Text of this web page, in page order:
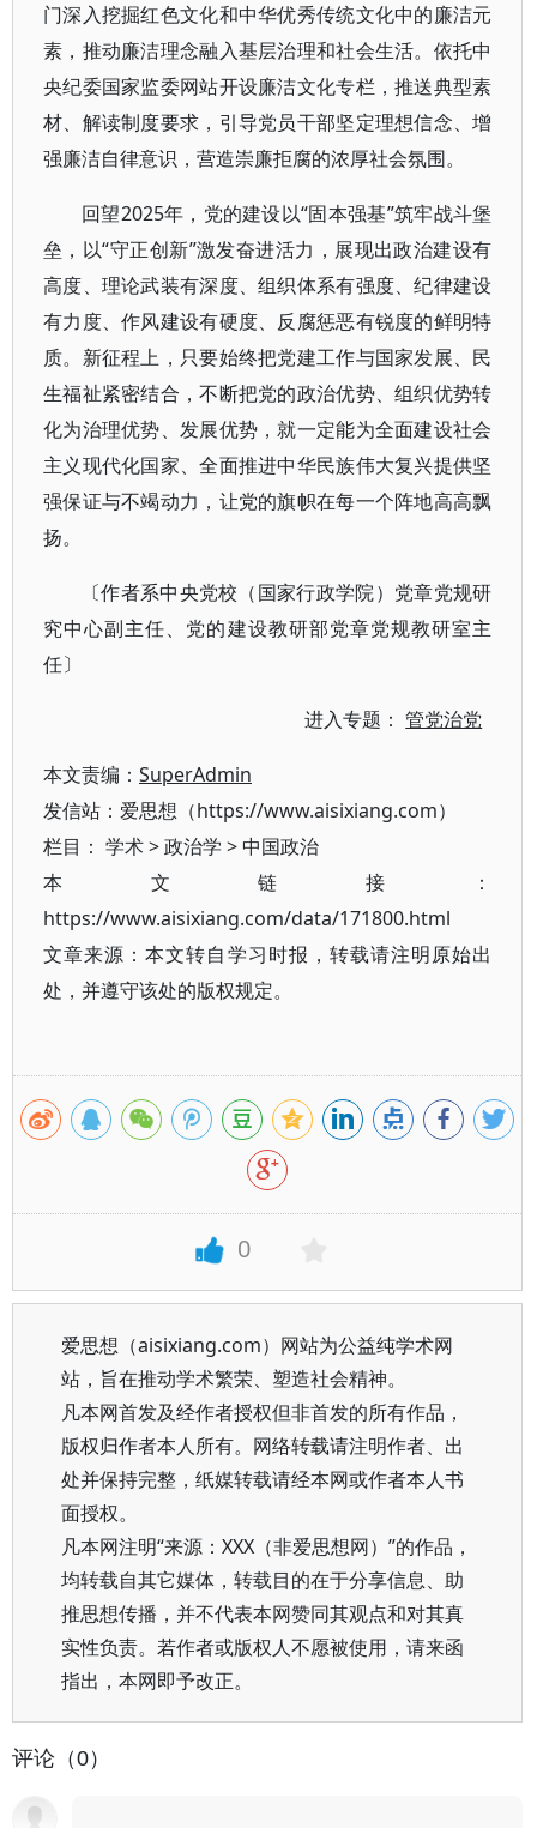
门深入挖掘红色文化和中华优秀传统文化中的廉洁元
素，推动廉洁理念融入基层治理和社会生活。依托中
央纪委国家监委网站开设廉洁文化专栏，推送典型素
材、解读制度要求，引导党员干部坚定理想信念、增
强廉洁自律意识，营造崇廉拒腐的浓厚社会氛围。
回望2025年，党的建设以“固本强基”筑牢战斗堡
垒，以“守正创新”激发奋进活力，展现出政治建设有
高度、理论武装有深度、组织体系有强度、纪律建设
有力度、作风建设有硬度、反腐惩恶有锐度的鲜明特
质。新征程上，只要始终把党建工作与国家发展、民
生福祉紧密结合，不断把党的政治优势、组织优势转
化为治理优势、发展优势，就一定能为全面建设社会
主义现代化国家、全面推进中华民族伟大复兴提供坚
强保证与不竭动力，让党的旗帜在每一个阵地高高飘
扬。
〔作者系中央党校（国家行政学院）党章党规研
究中心副主任、党的建设教研部党章党规教研室主
任〕
进入专题：管党治党
本文责编： SuperAdmin
发信站：爱思想（https://www.aisixiang.com）
栏目： 学术>政治学 >中国政治
本文链接：
https://www.aisixiang.com/data/171800.html
文章来源：本文转自学习时报，转载请注明原始出
处，并遵守该处的版权规定。
0
爱思想（aisixiang.com）网站为公益纯学术网
站，旨在推动学术繁荣、塑造社会精神。
凡本网首发及经作者授权但非首发的所有作品，
版权归作者本人所有。网络转载请注明作者、出
处并保持完整，纸媒转载请经本网或作者本人书
面授权。
凡本网注明“来源：XXX（非爱思想网）”的作品，
均转载自其它媒体，转载目的在于分享信息、助
推思想传播，并不代表本网赞同其观点和对其真
实性负责。若作者或版权人不愿被使用，请来函
指出，本网即予改正。
评论（0）